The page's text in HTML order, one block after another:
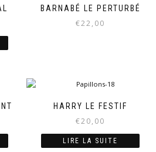
BARNABÉ LE PERTURBÉ
€22,00
HARRY LE FESTIF
€20,00
LIRE LA SUITE